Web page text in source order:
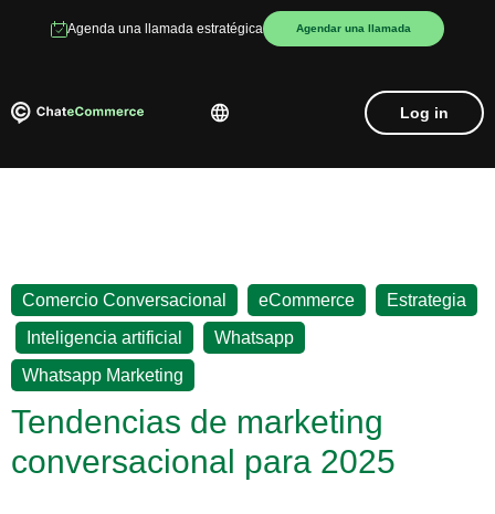
Agenda una llamada estratégica Agendar una llamada
Log in
Comercio Conversacional eCommerce
Estrategia
Inteligencia artificial Whatsapp
Whatsapp Marketing
Tendencias de marketing
conversacional para 2025